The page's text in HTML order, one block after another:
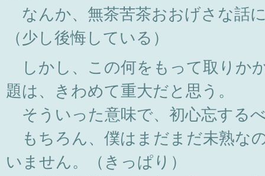
なんか、無茶苦茶おおげさな話
（少し後悔している）
しかし、この何をもって取りか
題は、きわめて重大だと思う。
そういった意味で、初心忘する
もちろん、僕はまだまだ未熟な
いません。（きっぱり）